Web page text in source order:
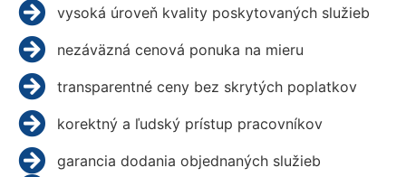
vysoká úroveň kvality poskytovaných služieb
nezáväzná cenová ponuka na mieru
transparentné ceny bez skrytých poplatkov
korektný a ľudský prístup pracovníkov
garancia dodania objednaných služieb